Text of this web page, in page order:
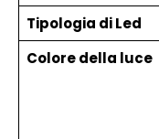
Tipologia di Led
Colore della luce